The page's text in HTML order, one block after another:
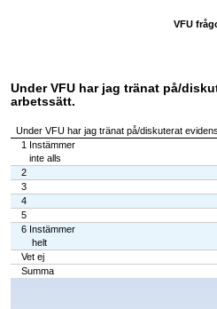
VFU
Under VFU har jag tränat på/
arbetssätt.
Under VFU har jag tränat på/diskuterat
1 Instämmer
inte alls
2
3
4
5
6 Instämmer
helt
Vet ej
Summa
Chart